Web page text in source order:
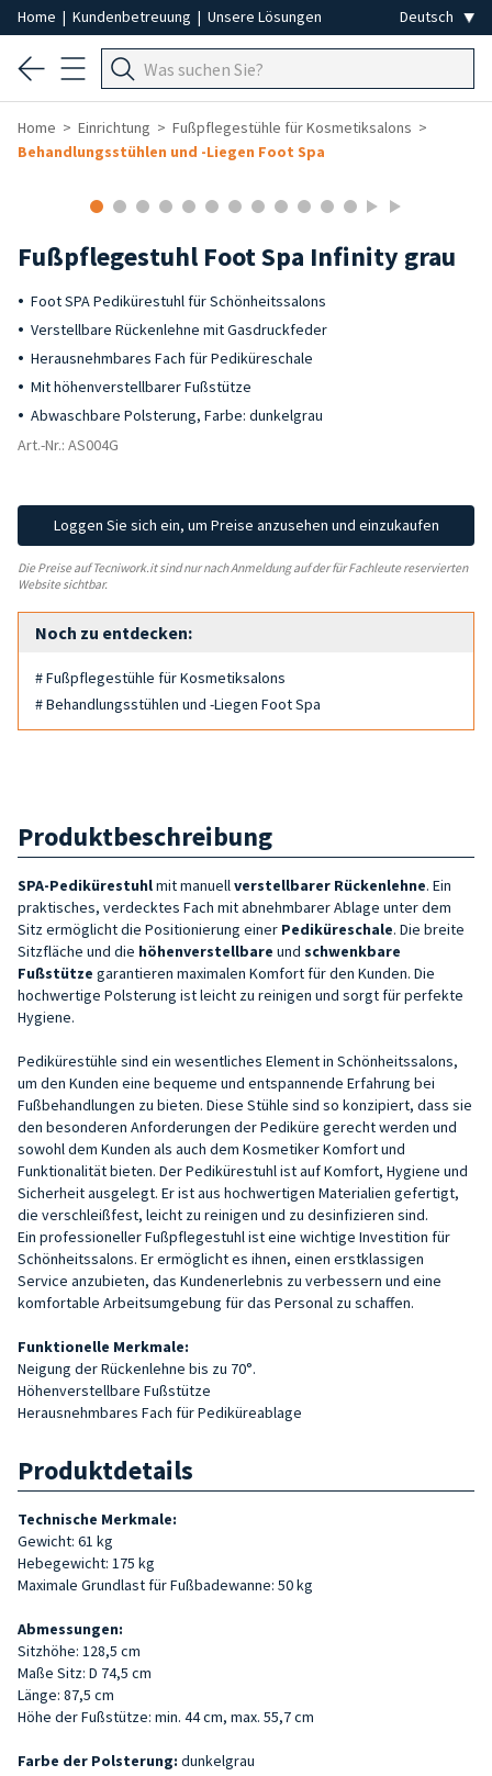
Home | Kundenbetreuung | Unsere Lösungen
Home Einrichtung
Fußpflegestühle für Kosmetiksalons
Behandlungsstühlen und -Liegen Foot Spa
Fußpflegestuhl Foot Spa Infinity grau
Foot SPA Pedikürestuhl für Schönheitssalons
Verstellbare Rückenlehne mit Gasdruckfeder
Herausnehmbares Fach für Pediküreschale
Mit höhenverstellbarer Fußstütze
Abwaschbare Polsterung, Farbe: dunkelgrau
Art.-Nr.: AS004G
Loggen Sie sich ein, um Preise anzusehen und einzukaufen
Die Preise auf Tecniwork.it sind nur nach Anmeldung auf der für Fachleute reservierten
Website sichtbar.
Noch zu entdecken:
# Fußpflegestühle für Kosmetiksalons
# Behandlungsstühlen und -Liegen Foot Spa
Produktbeschreibung
SPA-Pedikürestuhlmit manuell verstellbarer Rückenlehne. Ein
praktisches, verdecktes Fach mit abnehmbarer Ablage unter dem
Sitz ermöglicht die Positionierung einer Pediküreschale. Die breite
Sitzfläche und die höhenverstellbare und schwenkbare
Fußstütze garantieren maximalen Komfort für den Kunden. Die
hochwertige Polsterung ist leicht zu reinigen und sorgt für perfekte
Hygiene.
Pedikürestühle sind ein wesentliches Element in Schönheitssalons,
um den Kunden eine bequeme und entspannende Erfahrung bei
Fußbehandlungen zu bieten. Diese Stühle sind so konzipiert, dass sie
den besonderen Anforderungen der Pediküre gerecht werden und
sowohl dem Kunden als auch dem Kosmetiker Komfort und
Funktionalität bieten. Der Pedikürestuhl ist auf Komfort, Hygiene und
Sicherheit ausgelegt. Er ist aus hochwertigen Materialien gefertigt,
die verschleißfest, leicht zu reinigen und zu desinfizieren sind.
Ein professioneller Fußpflegestuhl ist eine wichtige Investition für
Schönheitssalons. Er ermöglicht es ihnen, einen erstklassigen
Service anzubieten, das Kundenerlebnis zu verbessern und eine
komfortable Arbeitsumgebung für das Personal zu schaffen.
Funktionelle Merkmale:
Neigung der Rückenlehne bis zu 70°.
Höhenverstellbare Fußstütze
Herausnehmbares Fach für Pediküreablage
Produktdetails
Technische Merkmale:
Gewicht: 61 kg
Hebegewicht: 175 kg
Maximale Grundlast für Fußbadewanne: 50 kg
Abmessungen:
Sitzhöhe: 128,5 cm
Maße Sitz: D 74,5 cm
Länge: 87,5 cm
Höhe der Fußstütze: min. 44 cm, max. 55,7 cm
Farbe der Polsterung: dunkelgrau